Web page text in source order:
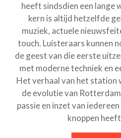
heeft sindsdien een lange
kern is altijd hetzelfde
muziek, actuele
touch. Luisteraars kunnen
de geest van die eerste
met moderne techniek en
Het verhaal van het station
de evolutie van
passie en inzet van
knoppen